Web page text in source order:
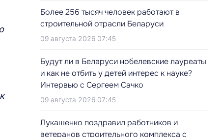
Более 256 тысяч человек работают в
строительной отрасли Беларуси
09 августа 2026 07:45
Будут ли в Беларуси нобелевские лауреаты
и как не отбить у детей интерес к науке?
Интервью с Сергеем Сачко
09 августа 2026 07:45
Лукашенко поздравил работников и
ветеранов строительного комплекса с